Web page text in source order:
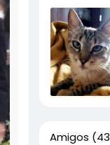
Amigos